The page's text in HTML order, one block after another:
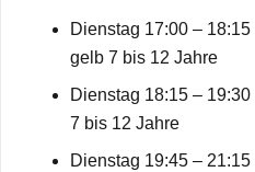
Diens­tag 17:00 –
gelb 7 bis 12 Jahre
Diens­tag 18:15 –
7 bis 12 Jahre
Diens­tag 19:45 –